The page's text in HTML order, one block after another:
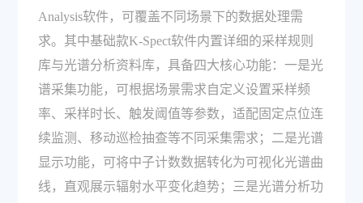
Analysis软件，可覆盖不同场景下的数据处理需
求。其中基础款K-Spect软件内置详细的采样规则
库与光谱分析资料库，具备四大核心功能：一是光
谱采集功能，可根据场景需求自定义设置采样频
率、采样时长、触发阈值等参数，适配固定点位连
续监测、移动巡检抽查等不同采集需求；二是光谱
显示功能，可将中子计数数据转化为可视化光谱曲
线，直观展示辐射水平变化趋势；三是光谱分析功